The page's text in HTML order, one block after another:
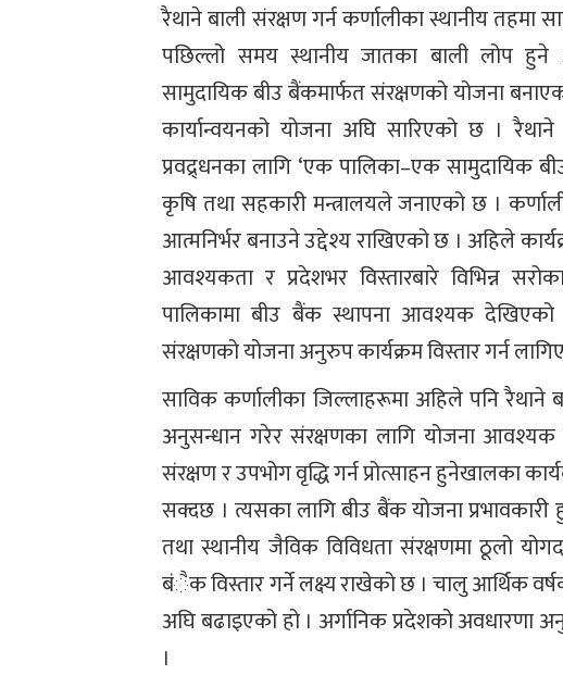
रैथाने बाली संरक्षण गर्न कर्णालीका स्थानीय
पछिल्लो समय स्थानीय जातका बाली लोप हुने
सामुदायिक बीउ बैंकमार्फत संरक्षणको योजना
कार्यान्वयनको योजना अघि सारिएको छ ।
प्रवद्र्धनका लागि ‘एक पालिका–एक सामुदायिक
कृषि तथा सहकारी मन्त्रालयले जनाएको छ ।
आत्मनिर्भर बनाउने उद्देश्य राखिएको छ । अहिले
आवश्यकता र प्रदेशभर विस्तारबारे विभिन्न
पालिकामा बीउ बैंक स्थापना आवश्यक
संरक्षणको योजना अनुरुप कार्यक्रम विस्तार गर्न
साविक कर्णालीका जिल्लाहरूमा अहिले पनि
अनुसन्धान गरेर संरक्षणका लागि योजना
संरक्षण र उपभोग वृद्धि गर्न प्रोत्साहन हुनेखालका
सक्दछ । त्यसका लागि बीउ बैंक योजना
तथा स्थानीय जैविक विविधता संरक्षणमा ठूलो
बंैक विस्तार गर्ने लक्ष्य राखेको छ । चालु आर्थिक
अघि बढाइएको हो । अर्गानिक प्रदेशको अवधारणा
।